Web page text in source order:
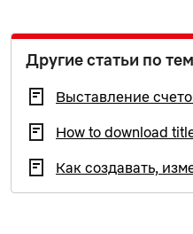
Другие статьи по
Выставление
How to download
Как создавать,